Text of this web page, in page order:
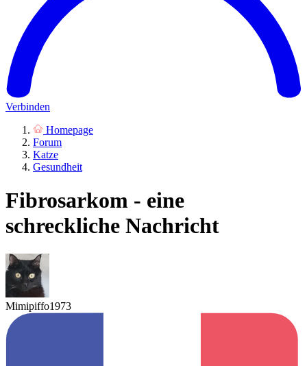
Verbinden
Homepage
Forum
Katze
Gesundheit
Fibrosarkom - eine
schreckliche Nachricht
Mimipiffo1973